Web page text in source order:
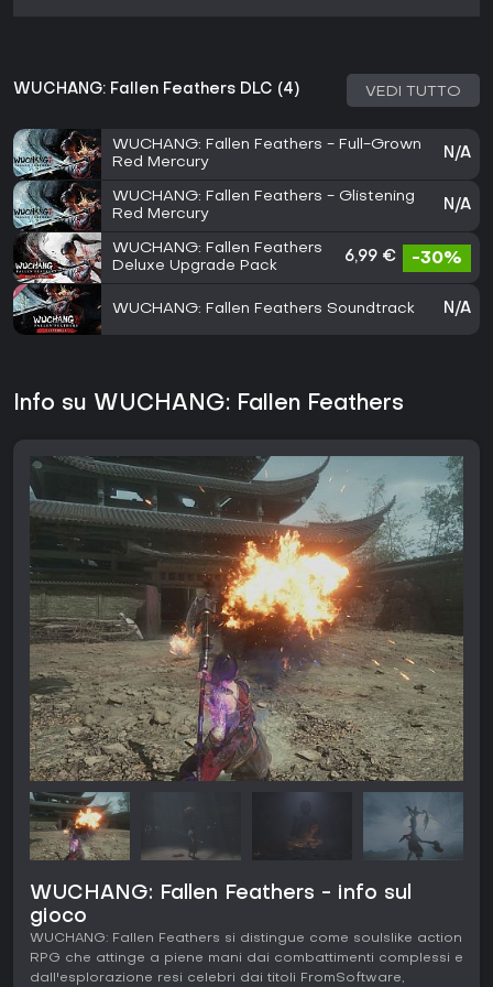
WUCHANG: Fallen Feathers DLC (4) VEDI TUTTO
WUCHANG: Fallen Feathers - Full-Grown
Red Mercury
N/A
WUCHANG: Fallen Feathers - Glistening
Red Mercury
N/A
WUCHANG: Fallen Feathers
Deluxe Upgrade Pack
6,99 € -30%
WUCHANG: Fallen Feathers Soundtrack N/A
Info su WUCHANG: Fallen Feathers
WUCHANG: Fallen Feathers - info sul
gioco
WUCHANG: Fallen Feathers si distingue come soulslike action
RPG che attinge a piene mani dai combattimenti complessi e
dall'esplorazione resi celebri dai titoli FromSoftware,